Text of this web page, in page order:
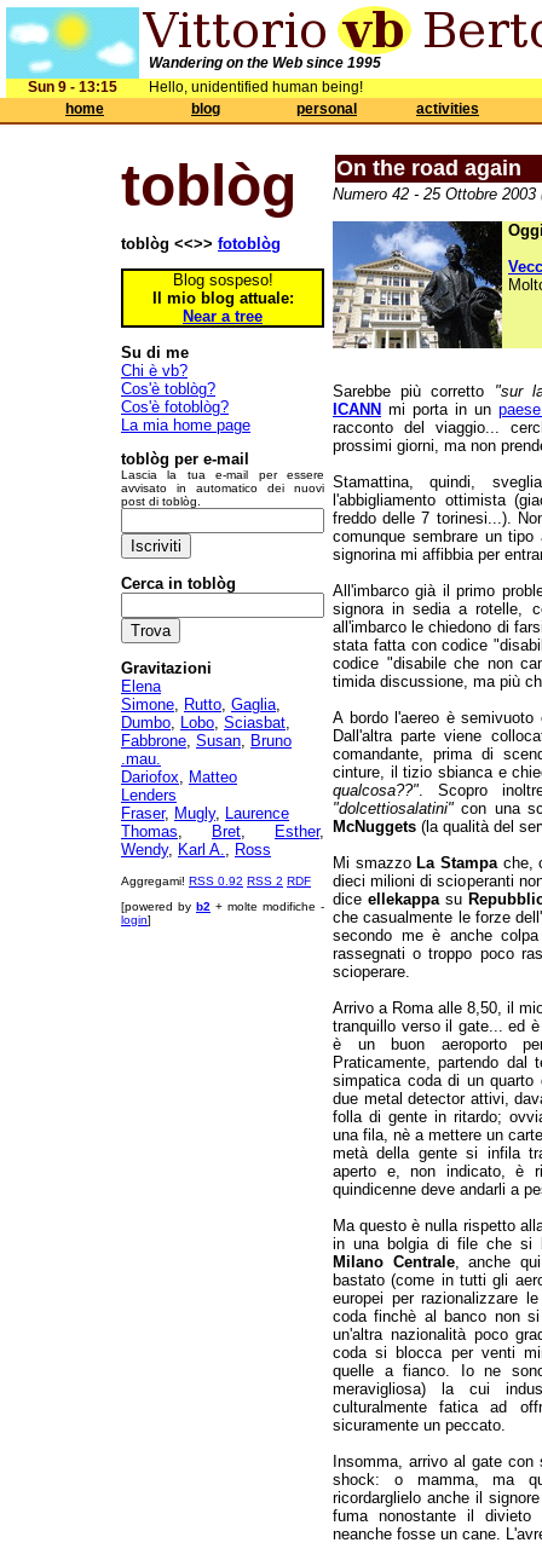
Wandering on the Web since 1995
Sun 9 - 13:15
Hello, unidentified human being!
home
blog personal activities
toblòg
toblòg <<>> fotoblòg
Blog sospeso!
Il mio blog attuale:
Near a tree
Su di me
Chi è vb?
Cos'è toblòg?
Cos'è fotoblòg?
La mia home page
toblòg per e-mail
Lascia la tua e-mail per essere
avvisato in automatico dei nuovi
post di toblòg.
Cerca in toblòg
Gravitazioni
Elena
Simone, Rutto, Gaglia,
Dumbo, Lobo, Sciasbat,
Fabbrone, Susan, Bruno
.mau.
Dariofox, Matteo
Lenders
Fraser, Mugly, Laurence
Thomas, Bret, Esther,
Wendy, Karl A., Ross
Aggregami! RSS 0.92 RSS 2 RDF
[powered by b2 + molte modifiche -
login]
On the road again
Numero 42 - 25 Ottobre 2003
Sarebbe più corretto "sur
ICANN mi porta in un
racconto del viaggio...
prossimi giorni, ma non
Stamattina, quindi,
l'abbigliamento ottimista
freddo delle 7 torinesi...).
comunque sembrare un
signorina mi affibbia per
All'imbarco già il primo
signora in sedia a rotelle,
all'imbarco le chiedono di
stata fatta con codice
codice "disabile che non
timida discussione, ma più
A bordo l'aereo è
Dall'altra parte viene
comandante, prima di
cinture, il tizio sbianca e
qualcosa??". Scopro
"dolcettiosalatini" con una
McNuggets (la qualità del
Mi smazzo La Stampache,
dieci milioni di scioperanti
diceellekappasu
che casualmente le forze
secondo me è anche
rassegnati o troppo poco
scioperare.
Arrivo a Roma alle 8,50, il
tranquillo verso il gate... ed
è un buon aeroporto
Praticamente, partendo
simpatica coda di un
due metal detector attivi,
folla di gente in ritardo;
una fila, nè a mettere un
metà della gente si infila
aperto e, non indicato, è
quindicenne deve andarli a
Ma questo è nulla rispetto
in una bolgia di file che si
Milano Centrale, anche qui
bastato (come in tutti gli
europei per razionalizzare
coda finchè al banco non
un'altra nazionalità poco
coda si blocca per venti
quelle a fianco. Io ne
meravigliosa) la cui
culturalmente fatica ad
sicuramente un peccato.
Insomma, arrivo al gate
shock: o mamma, ma
ricordarglielo anche il
fuma nonostante il
neanche fosse un cane.